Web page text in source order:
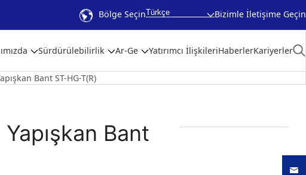
Bölge SeçinTürkçe Bizimle İletişime Geçin
Sürdürülebilirlik Ar-Ge Yatırımcı İlişkileriHaberlerKariyerler
Bant ST-HG-T(R)
Bant